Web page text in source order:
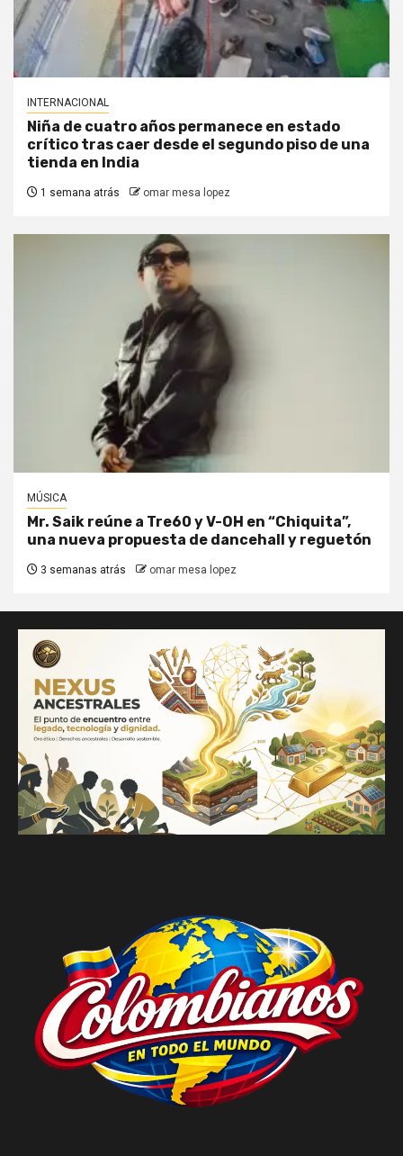
INTERNACIONAL
Niña de cuatro años permanece en estado
crítico tras caer desde el segundo piso de una
tienda en India
1 semana atrás omar mesa lopez
MÚSICA
Mr. Saik reúne a Tre60 y V-OH en “Chiquita”,
una nueva propuesta de dancehall y reguetón
3 semanas atrás omar mesa lopez